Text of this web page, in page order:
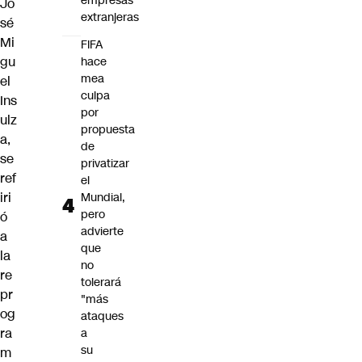
sé
Mi
gu
el
Ins
ulz
a,
se
ref
iri
ó
a
la
re
pr
og
ra
m
extranjeras
FIFA
hace
mea
culpa
por
propuesta
de
privatizar
el
Mundial,
pero
advierte
que
no
tolerará
"más
ataques
a
su